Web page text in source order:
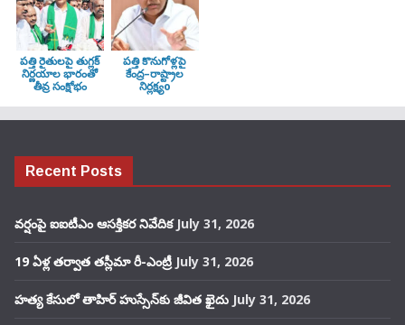
పత్తి రైతులపై తుగ్లక్‌
నిర్ణయాల భారంతో
తీవ్ర సంక్షోభం
పత్తి కొనుగోళ్లపై
కేంద్ర–రాష్ట్రాల
నిర్లక్ష్యo
Recent Posts
వర్షంపై ఐఐటీఎం ఆసక్తికర నివేదిక July 31, 2026
19 ఏళ్ల తర్వాత తస్లీమా రీ-ఎంట్రీ July 31, 2026
హత్య కేసులో తాహిర్ హుస్సేన్‌కు జీవిత ఖైదు July 31, 2026